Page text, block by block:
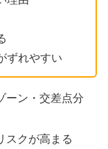
ずれやすい
ーン・交差点分
スクが高まる